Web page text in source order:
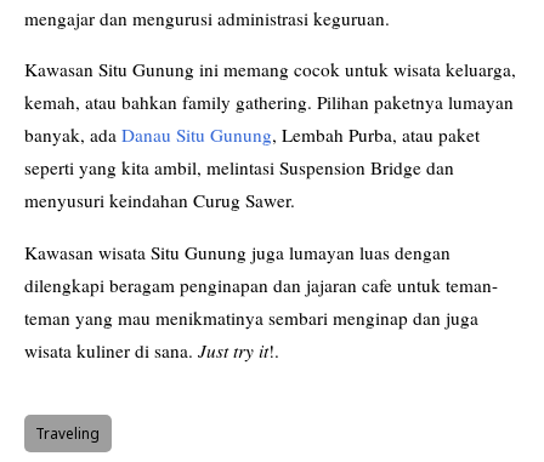
mengajar dan mengurusi administrasi keguruan.
Kawasan Situ Gunung ini memang cocok untuk wisata keluarga,
kemah, atau bahkan family gathering. Pilihan paketnya lumayan
banyak, ada Danau Situ Gunung, Lembah Purba, atau paket
seperti yang kita ambil, melintasi Suspension Bridge dan
menyusuri keindahan Curug Sawer.
Kawasan wisata Situ Gunung juga lumayan luas dengan
dilengkapi beragam penginapan dan jajaran cafe untuk teman-
teman yang mau menikmatinya sembari menginap dan juga
wisata kuliner di sana. Just try it!.
Traveling